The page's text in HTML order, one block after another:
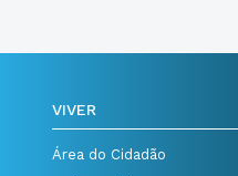
VIVER
Área do Cidadão